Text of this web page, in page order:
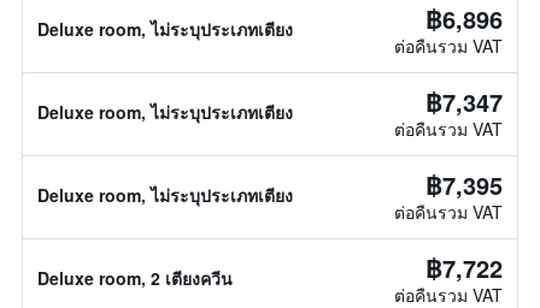
Deluxe room, ไม่ระบุประเภทเตียง ฿6,896
ต่อคืนรวม VAT
Deluxe room, ไม่ระบุประเภทเตียง ฿7,347
ต่อคืนรวม VAT
Deluxe room, ไม่ระบุประเภทเตียง ฿7,395
ต่อคืนรวม VAT
Deluxe room, 2 เตียงควีน ฿7,722
ต่อคืนรวม VAT